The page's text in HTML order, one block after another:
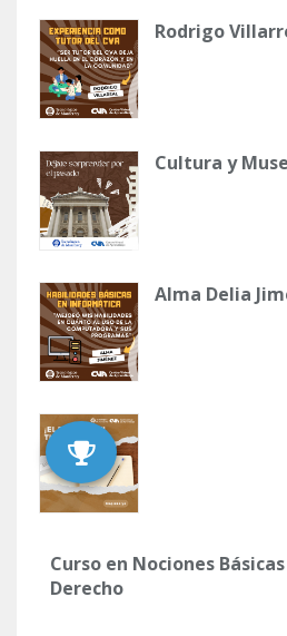
Rodrigo
Cultura y
Alma Delia
Curso en Nociones
Derecho